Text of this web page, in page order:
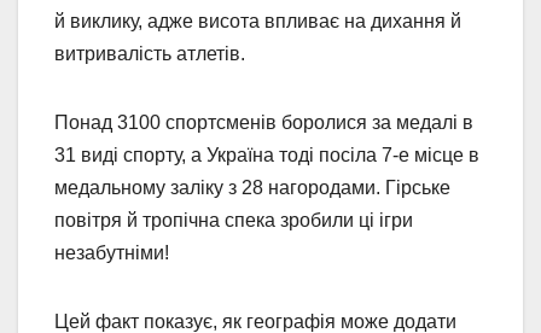
й виклику, адже висота впливає на дихання й
витривалість атлетів.
Понад 3100 спортсменів боролися за медалі в
31 виді спорту, а Україна тоді посіла 7-е місце в
медальному заліку з 28 нагородами. Гірське
повітря й тропічна спека зробили ці ігри
незабутніми!
Цей факт показує, як географія може додати